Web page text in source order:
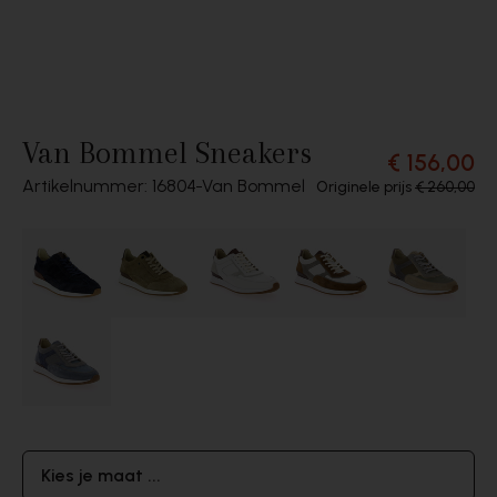
Van Bommel Sneakers
Artikelnummer: 16804 Van Bommel
€ 156,00
Originele prijs€ 260,00
Kies je maat ...